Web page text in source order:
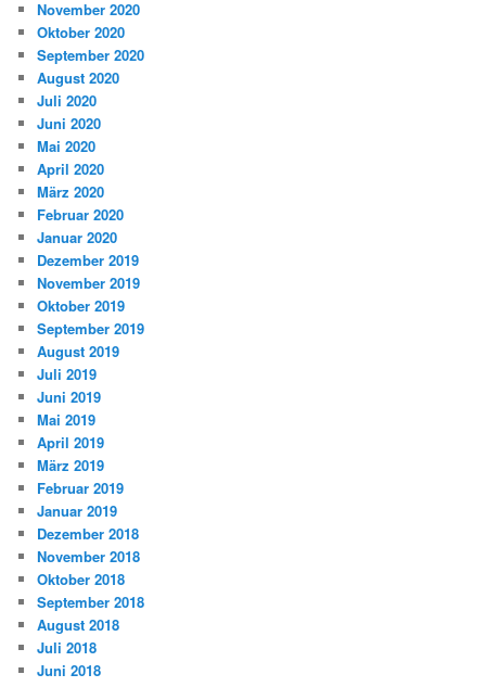
November 2020
Oktober 2020
September 2020
August 2020
Juli 2020
Juni 2020
Mai 2020
April 2020
März 2020
Februar 2020
Januar 2020
Dezember 2019
November 2019
Oktober 2019
September 2019
August 2019
Juli 2019
Juni 2019
Mai 2019
April 2019
März 2019
Februar 2019
Januar 2019
Dezember 2018
November 2018
Oktober 2018
September 2018
August 2018
Juli 2018
Juni 2018